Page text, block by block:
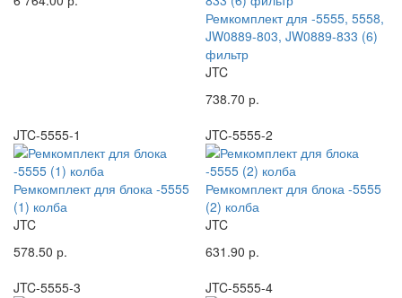
Ремкомплект для -5555, 5558,
JW0889-803, JW0889-833 (6)
фильтр
JTC
738.70 р.
JTC-5555-1
Ремкомплект для блока -5555
(1) колба
JTC
578.50 р.
JTC-5555-2
Ремкомплект для блока -5555
(2) колба
JTC
631.90 р.
JTC-5555-3
JTC-5555-4